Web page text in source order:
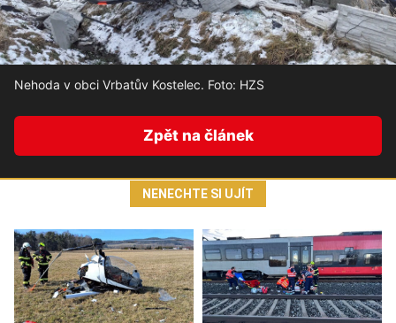
Nehoda v obci Vrbatův Kostelec. Foto: HZS
Zpět na článek
NENECHTE SI UJÍT